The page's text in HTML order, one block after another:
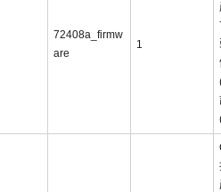
72408a_firmw
are
1